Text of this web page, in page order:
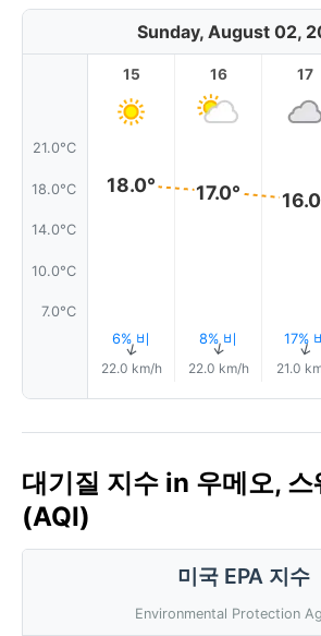
Sunday, August 02,
21.0°C
18.0°C
14.0°C
10.0°C
7.0°C
15
18.0°
6% 비
↑
22.0 km/h
16
17.0°
8% 비
↑
22.0 km/h
17
17%
↑
21.0
대기질 지수 in 우메오,
(AQI)
미국 EPA 지수
Environmental Protection